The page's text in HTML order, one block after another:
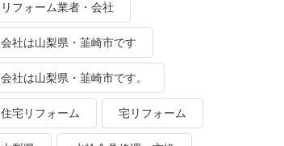
リフォーム業者・会社
会社は山梨県・韮崎市です
会社は山梨県・韮崎市です。
住宅リフォーム 宅リフォーム